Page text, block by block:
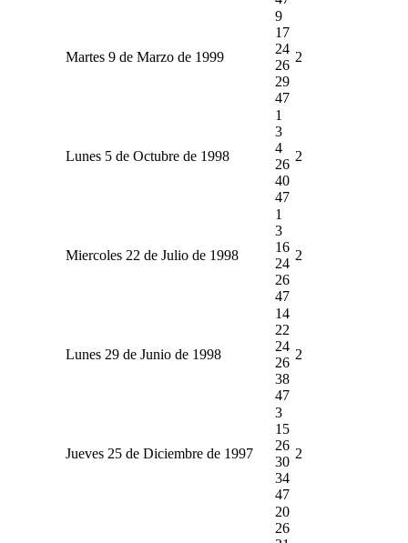
Martes 9 de Marzo de 1999
9
17
24
26
29
47
2
Lunes 5 de Octubre de 1998
1
3
4
26
40
47
2
Miercoles 22 de Julio de 1998
1
3
16
24
26
47
2
Lunes 29 de Junio de 1998
14
22
24
26
38
47
2
Jueves 25 de Diciembre de 1997
3
15
26
30
34
47
2
20
26